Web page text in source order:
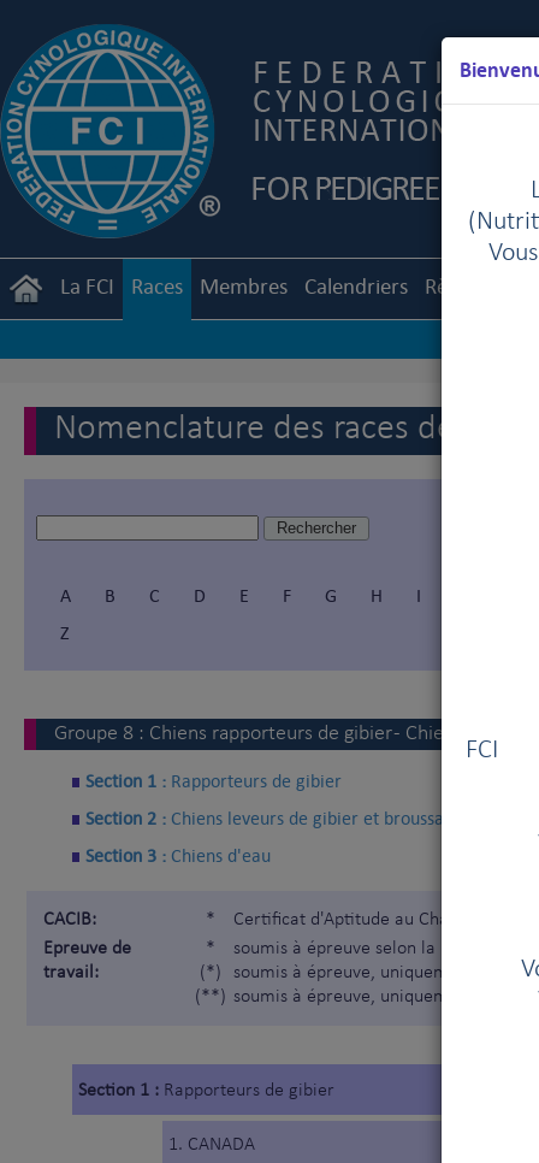
FCI
La FCI Races Membres Calendriers Règlements
Nomenclature des races de la
A B C D E F G H I
Z
Groupe 8 : Chiens rapporteurs de gibier - Chiens leveurs
Section 1 : Rapporteurs de gibier
Section 2 : Chiens leveurs de gibier et broussailleurs
Section 3 : Chiens d'eau
CACIB: *
Certificat d'Aptitude au Championnat
Epreuve de
travail:
*
(*)
(**)
soumis à épreuve selon la
soumis à épreuve, uniquement pour
soumis à épreuve, uniquement pour
Section 1 : Rapporteurs de gibier
1. CANADA